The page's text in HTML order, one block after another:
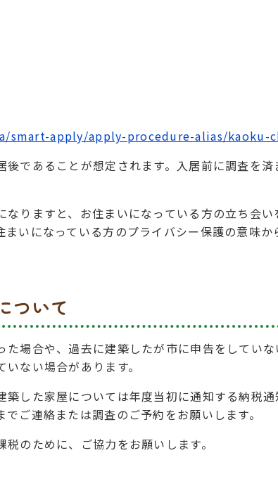
apply/apply-procedure-alias/kaoku-
であることが想定されます。入居前に調査を
りますと、お住まいになっている方の立ち会
いになっている方のプライバシー保護の意味
ついて
場合や、過去に建築したが市に申告をしてい
ない場合があります。
した家屋については年度当初に通知する納税
ご連絡または調査のご予約をお願いします。
のために、ご協力をお願いします。